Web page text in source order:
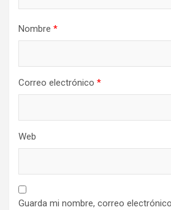
Nombre *
Correo electrónico *
Web
Guarda mi nombre, correo